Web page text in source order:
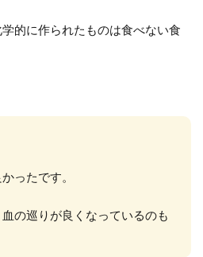
的に作られたものは食べない食
ったです。
の巡りが良くなっているのも